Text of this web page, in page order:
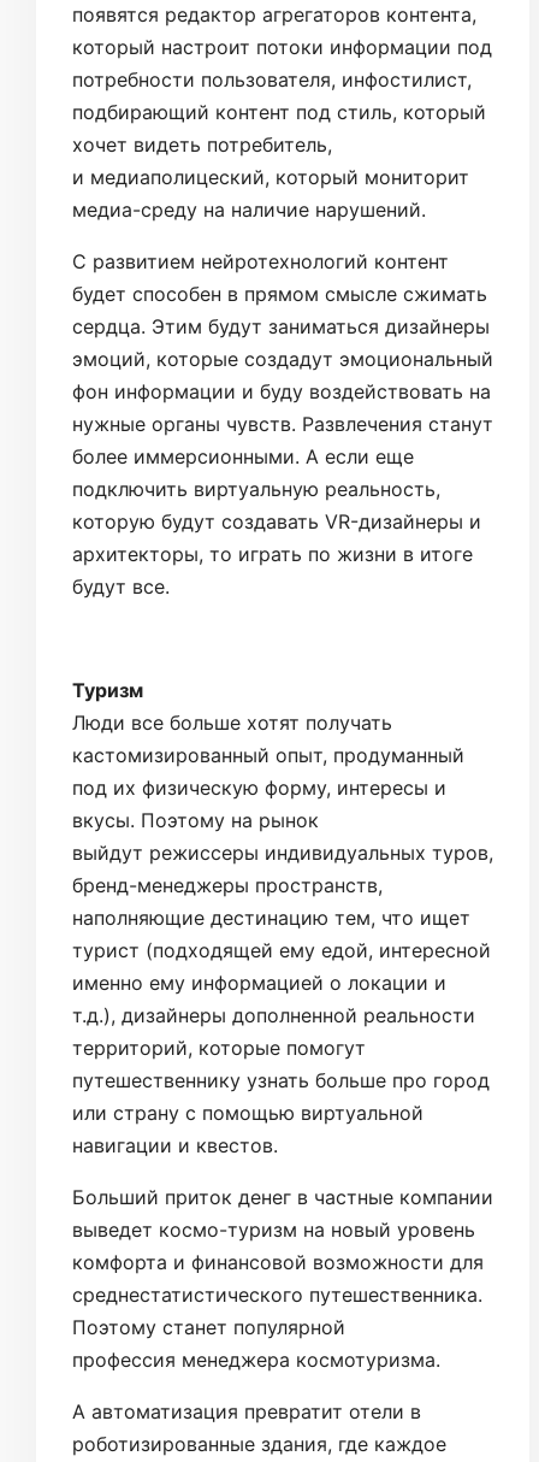
появятся редактор агрегаторов контента,
который настроит потоки информации под
потребности пользователя, инфостилист,
подбирающий контент под стиль, который
хочет видеть потребитель,
и медиаполицеский, который мониторит
медиа-среду на наличие нарушений.
С развитием нейротехнологий контент
будет способен в прямом смысле сжимать
сердца. Этим будут заниматься дизайнеры
эмоций, которые создадут эмоциональный
фон информации и буду воздействовать на
нужные органы чувств. Развлечения станут
более иммерсионными. А если еще
подключить виртуальную реальность,
которую будут создавать VR-дизайнеры и
архитекторы, то играть по жизни в итоге
будут все.
Туризм
Люди все больше хотят получать
кастомизированный опыт, продуманный
под их физическую форму, интересы и
вкусы. Поэтому на рынок
выйдут режиссеры индивидуальных туров,
бренд-менеджеры пространств,
наполняющие дестинацию тем, что ищет
турист (подходящей ему едой, интересной
именно ему информацией о локации и
т.д.), дизайнеры дополненной реальности
территорий, которые помогут
путешественнику узнать больше про город
или страну с помощью виртуальной
навигации и квестов.
Больший приток денег в частные компании
выведет космо-туризм на новый уровень
комфорта и финансовой возможности для
среднестатистического путешественника.
Поэтому станет популярной
профессия менеджера космотуризма.
А автоматизация превратит отели в
роботизированные здания, где каждое